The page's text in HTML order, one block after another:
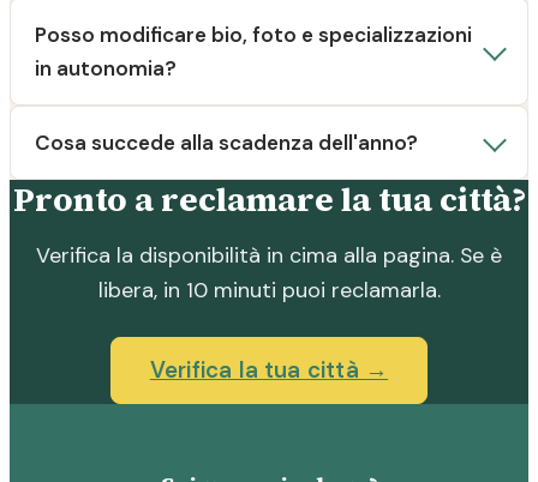
Posso modificare bio, foto e specializzazioni
in autonomia?
Cosa succede alla scadenza dell'anno?
Pronto a reclamare la tua città?
Verifica la disponibilità in cima alla pagina. Se è
libera, in 10 minuti puoi reclamarla.
Verifica la tua città →